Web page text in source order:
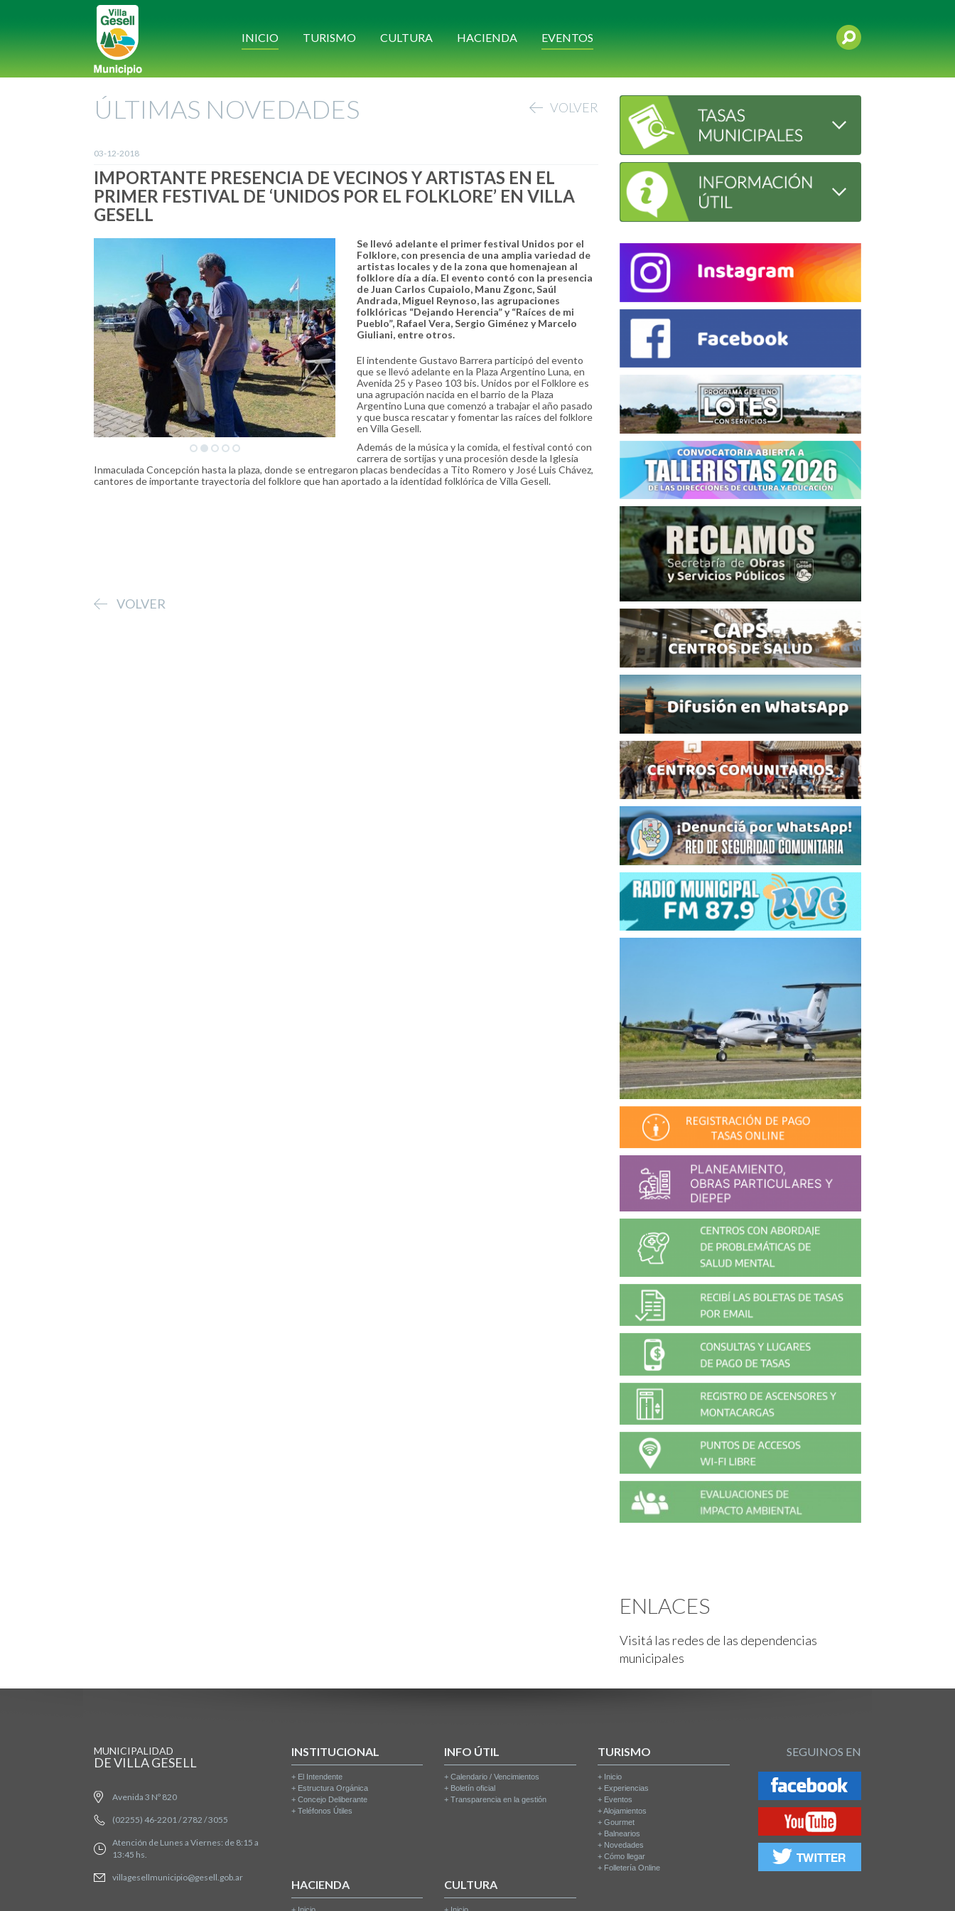
INICIO TURISMO CULTURA HACIENDA EVENTOS
ÚLTIMAS NOVEDADES VOLVER
03-12-2018
IMPORTANTE PRESENCIA DE VECINOS Y ARTISTAS EN EL
PRIMER FESTIVAL DE ‘UNIDOS POR EL FOLKLORE’ EN VILLA
GESELL
Se llevó adelante el primer festival Unidos por el
Folklore, con presencia de una amplia variedad de
artistas locales y de la zona que homenajean al
folklore día a día. El evento contó con la presencia
de Juan Carlos Cupaiolo, Manu Zgonc, Saúl
Andrada, Miguel Reynoso, las agrupaciones
folklóricas “Dejando Herencia” y “Raíces de mi
Pueblo”, Rafael Vera, Sergio Giménez y Marcelo
Giuliani, entre otros.
El intendente Gustavo Barrera participó del evento
que se llevó adelante en la Plaza Argentino Luna, en
Avenida 25 y Paseo 103 bis. Unidos por el Folklore es
una agrupación nacida en el barrio de la Plaza
Argentino Luna que comenzó a trabajar el año pasado
y que busca rescatar y fomentar las raíces del folklore
en Villa Gesell.
Además de la música y la comida, el festival contó con
carrera de sortijas y una procesión desde la Iglesia
Inmaculada Concepción hasta la plaza, donde se entregaron placas bendecidas a Tito Romero y José Luis Chávez,
cantores de importante trayectoria del folklore que han aportado a la identidad folklórica de Villa Gesell.
VOLVER
ENLACES
Visitá las redes de las dependencias
municipales
MUNICIPALIDAD
DE VILLA GESELL
Avenida 3 Nº 820
(02255) 46-2201 / 2782 / 3055
Atención de Lunes a Viernes: de 8:15 a
13:45 hs.
villagesellmunicipio@gesell.gob.ar
INSTITUCIONAL
+ El Intendente
+ Estructura Orgánica
+ Concejo Deliberante
+ Teléfonos Útiles
INFO ÚTIL
+Calendario / Vencimientos
+ Boletín oficial
+Transparencia en la gestión
TURISMO
+ Inicio
+ Experiencias
+ Eventos
+Alojamientos
+Gourmet
+ Balnearios
+ Novedades
+Cómo llegar
+ Folletería Online
HACIENDA CULTURA
SEGUINOS EN